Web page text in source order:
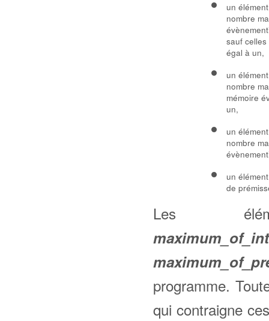
un
nombre
sauf
égal à un,
un
nombre
mémoire
un,
un
nombre
un
de
Les
programme.
qui contraigne